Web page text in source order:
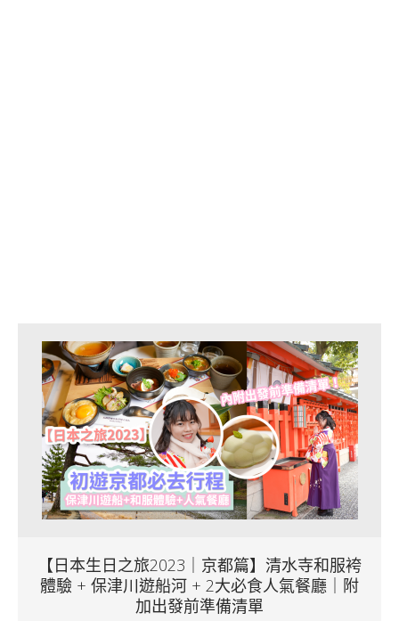
【日本生日之旅2023｜京都篇】清水寺和服袴
體驗 + 保津川遊船河 + 2大必食人氣餐廳｜附
加出發前準備清單